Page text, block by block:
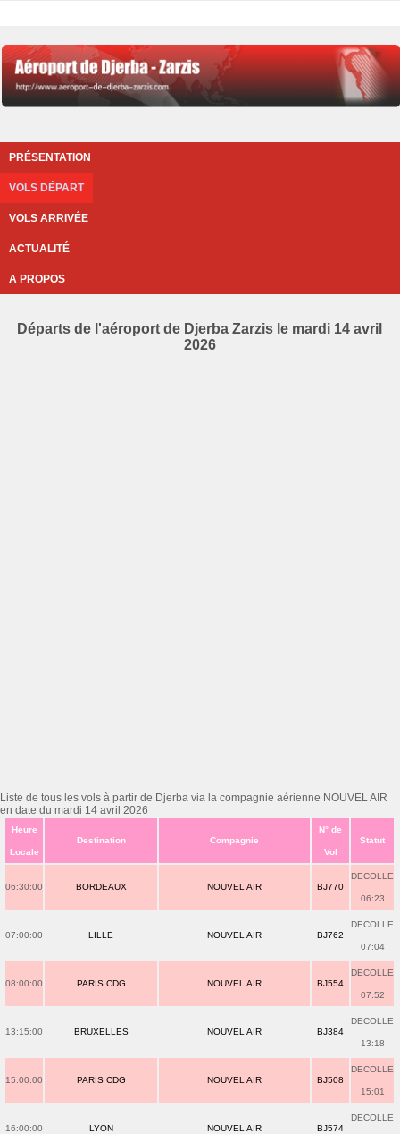
PRÉSENTATION
VOLS DÉPART
VOLS ARRIVÉE
ACTUALITÉ
A PROPOS
Départs de l'aéroport de Djerba Zarzis le mardi 14 avril
2026
Liste de tous les vols à partir de Djerba via la compagnie aérienne NOUVEL AIR
en date du mardi 14 avril 2026
Heure
Locale
Destination Compagnie
N° de
Vol
Statut
06:30:00 BORDEAUX NOUVEL AIR BJ770
DECOLLE
06:23
07:00:00 LILLE NOUVEL AIR BJ762
DECOLLE
07:04
08:00:00 PARIS CDG NOUVEL AIR BJ554
DECOLLE
07:52
13:15:00 BRUXELLES NOUVEL AIR BJ384
DECOLLE
13:18
15:00:00 PARIS CDG NOUVEL AIR BJ508
DECOLLE
15:01
16:00:00 LYON NOUVEL AIR BJ574
DECOLLE